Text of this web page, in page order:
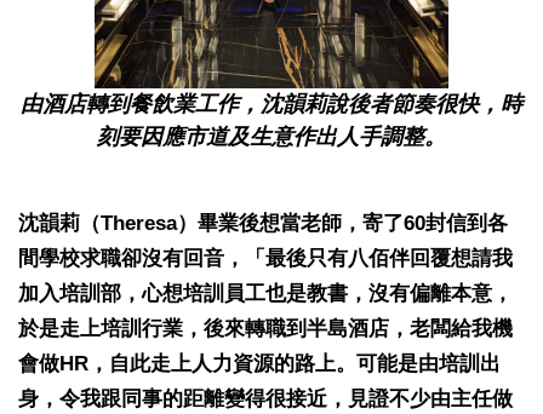
由酒店轉到餐飲業工作，沈韻莉說後者節奏很快，時
刻要因應市道及生意作出人手調整。
沈韻莉（Theresa）畢業後想當老師，寄了60封信到各
間學校求職卻沒有回音，「最後只有八佰伴回覆想請我
加入培訓部，心想培訓員工也是教書，沒有偏離本意，
於是走上培訓行業，後來轉職到半島酒店，老闆給我機
會做HR，自此走上人力資源的路上。可能是由培訓出
身，令我跟同事的距離變得很接近，見證不少由主任做